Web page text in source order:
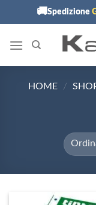
🚚Spedizione
HOME /